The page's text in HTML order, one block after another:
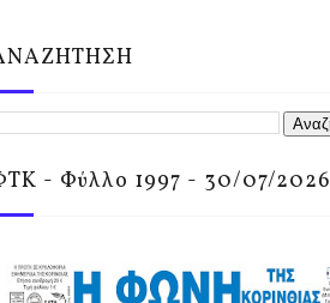
- Φύλλο 1997 - 30/07/2026